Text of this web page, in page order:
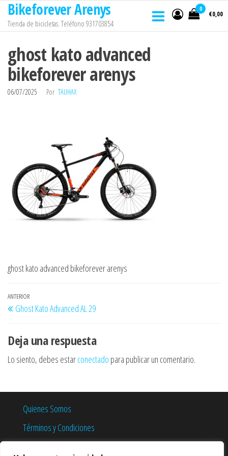
Saltar
contenido
Bikeforever Arenys
Tienda de bicicletas. Teléfono 931703854
0
€0,00
ghost kato advanced
bikeforever arenys
06/07/2025 Por TAUHAX
ghost kato advanced bikeforever arenys
Navegación
de
entradas
Entrada
anterior
ANTERIOR
Ghost Kato Advanced AL 29
Deja una respuesta
Lo siento, debes estarconectado para publicar un comentario.
Quienes Somos
Términos y Condiciones